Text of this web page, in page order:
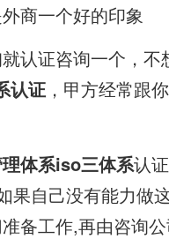
商一个好的印象
认证咨询一个，
认证，甲方经常跟
体系iso三体系认
果自己没有能力做
备工作,再由咨询